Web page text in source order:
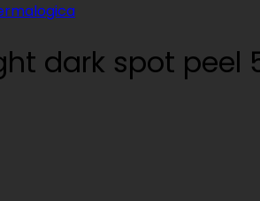
dark spot peel